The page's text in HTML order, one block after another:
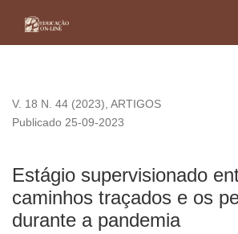
V. 18 N. 44 (2023), ARTIGOS
Estágio supervisionado
caminhos traçados e os
durante a pandemia
Publicado 25-09-2023